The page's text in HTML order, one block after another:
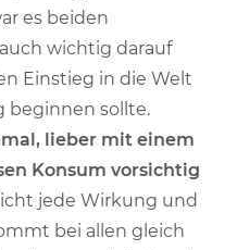
es beiden
wichtig darauf
Einstieg in die Welt
beginnen sollte.
lieber mit einem
Konsum vorsichtig
jede Wirkung und
bei allen gleich